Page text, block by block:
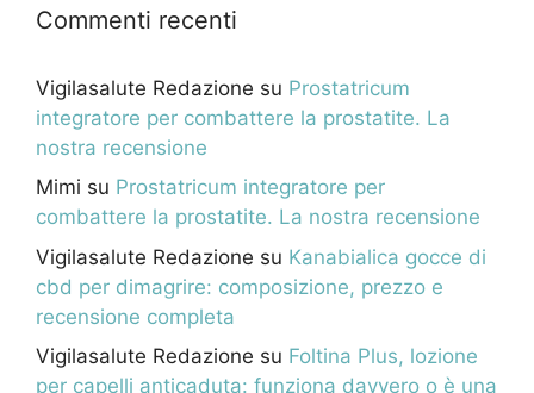
Commenti recenti
Vigilasalute Redazione su Prostatricum
integratore per combattere la prostatite. La
nostra recensione
Mimi su Prostatricum integratore per
combattere la prostatite. La nostra recensione
Vigilasalute Redazione su Kanabialica gocce di
cbd per dimagrire: composizione, prezzo e
recensione completa
Vigilasalute Redazione su Foltina Plus, lozione
per capelli anticaduta: funziona davvero o è una